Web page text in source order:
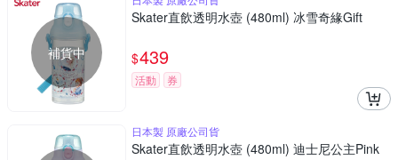
補貨中
Skater直飲透明水壺 (480ml) 冰雪奇緣Gift
$439
活動 券
日本製 原廠公司貨
Skater直飲透明水壺 (480ml) 迪士尼公主Pink